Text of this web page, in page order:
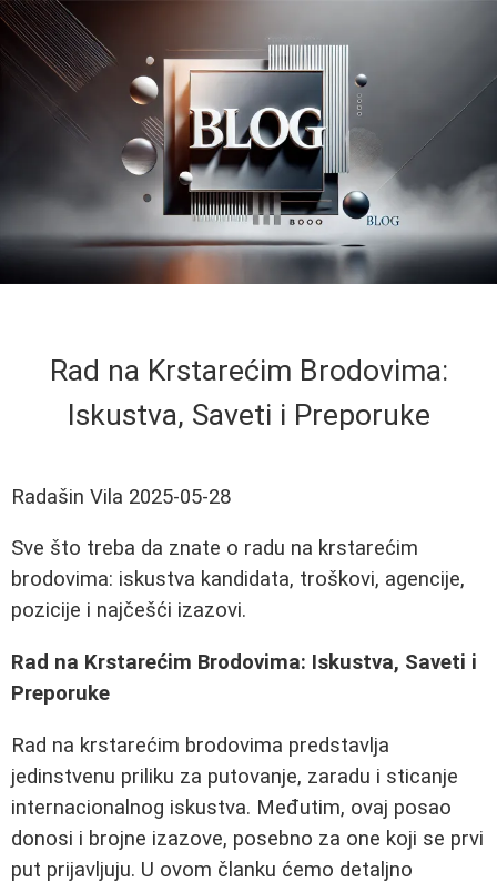
Rad na Krstarećim Brodovima:
Iskustva, Saveti i Preporuke
Radašin Vila 2025-05-28
Sve što treba da znate o radu na krstarećim
brodovima: iskustva kandidata, troškovi, agencije,
pozicije i najčešći izazovi.
Rad na Krstarećim Brodovima: Iskustva, Saveti i
Preporuke
Rad na krstarećim brodovima predstavlja
jedinstvenu priliku za putovanje, zaradu i sticanje
internacionalnog iskustva. Međutim, ovaj posao
donosi i brojne izazove, posebno za one koji se prvi
put prijavljuju. U ovom članku ćemo detaljno